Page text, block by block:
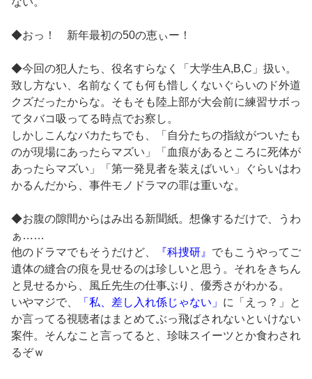
◆おっ！ 新年最初の50の恵ぃー！
◆今回の犯人たち、役名すらなく「大学生A,B,C」扱い。
致し方ない、名前なくても何も惜しくないぐらいのド外道
クズだったからな。そもそも陸上部が大会前に練習サボっ
てタバコ吸ってる時点でお察し。
しかしこんなバカたちでも、「自分たちの指紋がついたも
のが現場にあったらマズい」「血痕があるところに死体が
あったらマズい」「第一発見者を装えばいい」ぐらいはわ
かるんだから、事件モノドラマの罪は重いな。
◆お腹の隙間からはみ出る新聞紙。想像するだけで、うわ
ぁ……
他のドラマでもそうだけど、
『科捜研』 でもこうやってご
遺体の縫合の痕を見せるのは珍しいと思う。それをきちん
と見せるから、風丘先生の仕事ぶり、優秀さがわかる。
いやマジで、
「私、差し入れ係じゃない」 に「えっ？」と
か言ってる視聴者はまとめてぶっ飛ばされないといけない
案件。そんなこと言ってると、珍味スイーツとか食わされ
るぞｗ